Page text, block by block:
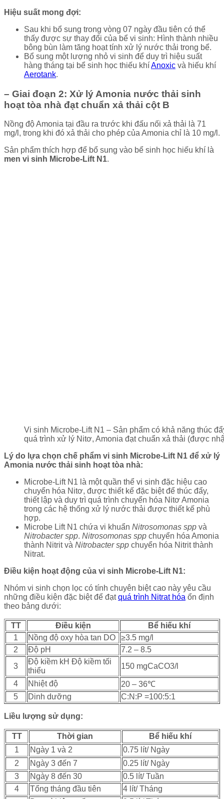
Hiệu suất mong đợi:
Sau khi bổ sung trong vòng 07 ngày đầu tiên có thể
thấy được sự thay đổi của bể vi sinh: Hình thành nhiều
bông bùn làm tăng hoạt tính xử lý nước thải trong bể.
Bổ sung một lượng nhỏ vi sinh để duy trì hiệu suất
hàng tháng tại bể sinh học thiếu khíAnoxic và hiếu khí
Aerotank.
– Giai đoạn 2: Xử lý Amonia nước thải sinh
hoạt tòa nhà đạt chuẩn xả thải cột B
Nồng độ Amonia tại đầu ra trước khi đấu nối xả thải là 71
mg/l, trong khi đó xả thải cho phép của Amonia chỉ là 10 mg/l.
Sản phẩm thích hợp để bổ sung vào bể sinh học hiếu khí là
men vi sinh Microbe-Lift N1.
Vi sinh Microbe-Lift N1 – Sản phẩm có khả năng thúc
quá trình xử lý Nitơ, Amonia đạt chuẩn xả thải (được
Lý do lựa chọn chế phẩm vi sinh Microbe-Lift N1 để xử lý
Amonia nước thải sinh hoạt tòa nhà:
Microbe-Lift N1 là một quần thể vi sinh đặc hiệu cao
chuyển hóa Nitơ, được thiết kế đặc biệt để thúc đẩy,
thiết lập và duy trì quá trình chuyển hóa Nitơ Amonia
trong các hệ thống xử lý nước thải được thiết kế phù
hợp.
Microbe Lift N1 chứa vi khuẩn Nitrosomonas spp và
Nitrobacter spp. Nitrosomonas spp chuyển hóa Amonia
thành Nitrit và Nitrobacter spp chuyển hóa Nitrit thành
Nitrat.
Điều kiện hoạt động của vi sinh Microbe-Lift N1:
Nhóm vi sinh chọn lọc có tính chuyên biệt cao này yêu cầu
những điều kiện đặc biệt để đạtquá trình Nitrat hóa ổn định
theo bảng dưới:
TT Điều kiện
Bể hiếu khí
1
Nồng độ oxy hòa tan DO
≥3.5 mg/l
2
Độ pH
7.2 – 8.5
3
Độ kiềm kH Độ kiềm tối
thiểu
150 mgCaCO3/l
4 Nhiệt độ
20 – 36℃
5
Dinh dưỡng C:N:P =100:5:1
Liều lượng sử dụng:
TT Thời gian
Bể hiếu khí
1
Ngày 1 và 2
0.75 lít/ Ngày
2
Ngày 3 đến 7
0.25 lít/ Ngày
3
Ngày 8 đến 30
0.5 lít/ Tuần
4
Tổng tháng đầu tiên
4 lít/ Tháng